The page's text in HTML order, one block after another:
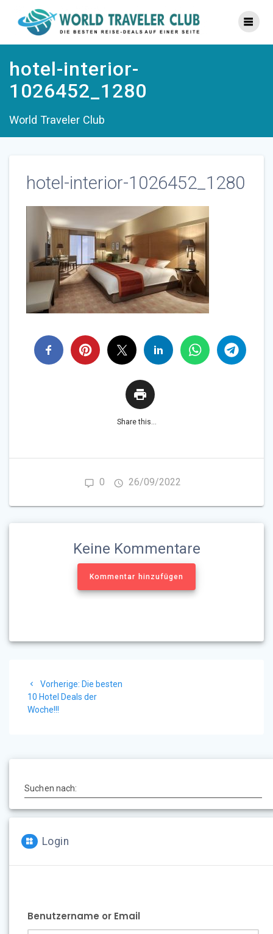
Inhalt
springen
hotel-interior-
1026452_1280
World Traveler Club
hotel-interior-1026452_1280
Share this...
0 26/09/2022
Keine Kommentare
Kommentar hinzufügen
Vorherige: Vorheriger
Beitrag:
Die besten
10 Hotel Deals der
Woche!!!
Suchen nach:
Login
Benutzername or Email